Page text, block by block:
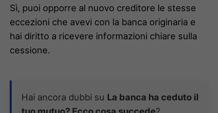
Sì, puoi opporre al nuovo creditore le stesse
eccezioni che avevi con la banca originaria e
hai diritto a ricevere informazioni chiare sulla
cessione.
Hai ancora dubbi su La banca ha ceduto il
tuo mutuo? Ecco cosa succede?